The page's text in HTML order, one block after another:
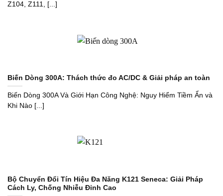
Z104, Z111, [...]
Biến Dòng 300A: Thách thức đo AC/DC & Giải pháp an toàn
Biến Dòng 300A Và Giới Hạn Công Nghệ: Nguy Hiểm Tiềm Ẩn và
Khi Nào [...]
Bộ Chuyển Đổi Tín Hiệu Đa Năng K121 Seneca: Giải Pháp
Cách Ly, Chống Nhiễu Đỉnh Cao